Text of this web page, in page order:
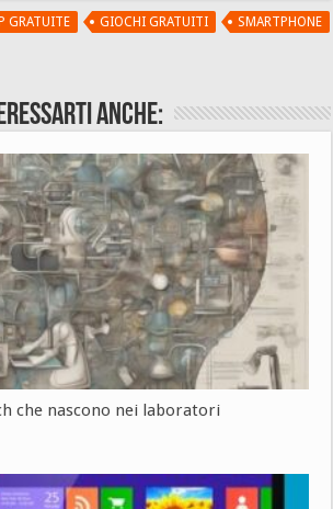
GRATUITE GIOCHI GRATUITI
SMARTPHONE
anche:
che nascono nei laboratori